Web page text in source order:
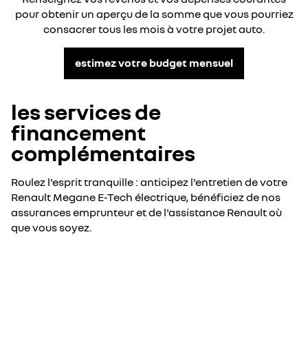
pour obtenir un aperçu de la somme que vous pourriez
consacrer tous les mois à votre projet auto.
estimez votre budget mensuel
les services de
financement
complémentaires
Roulez l'esprit tranquille : anticipez l'entretien de votre
Renault Megane E-Tech électrique, bénéficiez de nos
assurances emprunteur et de l'assistance Renault où
que vous soyez.